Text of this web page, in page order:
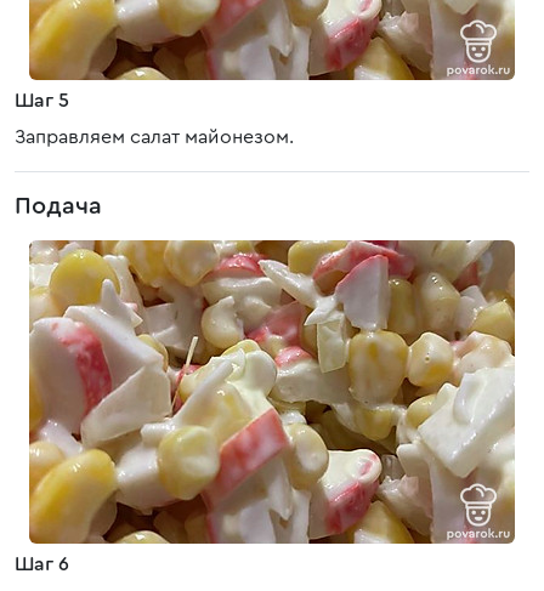
Шаг 5
Заправляем салат майонезом.
Подача
Шаг 6